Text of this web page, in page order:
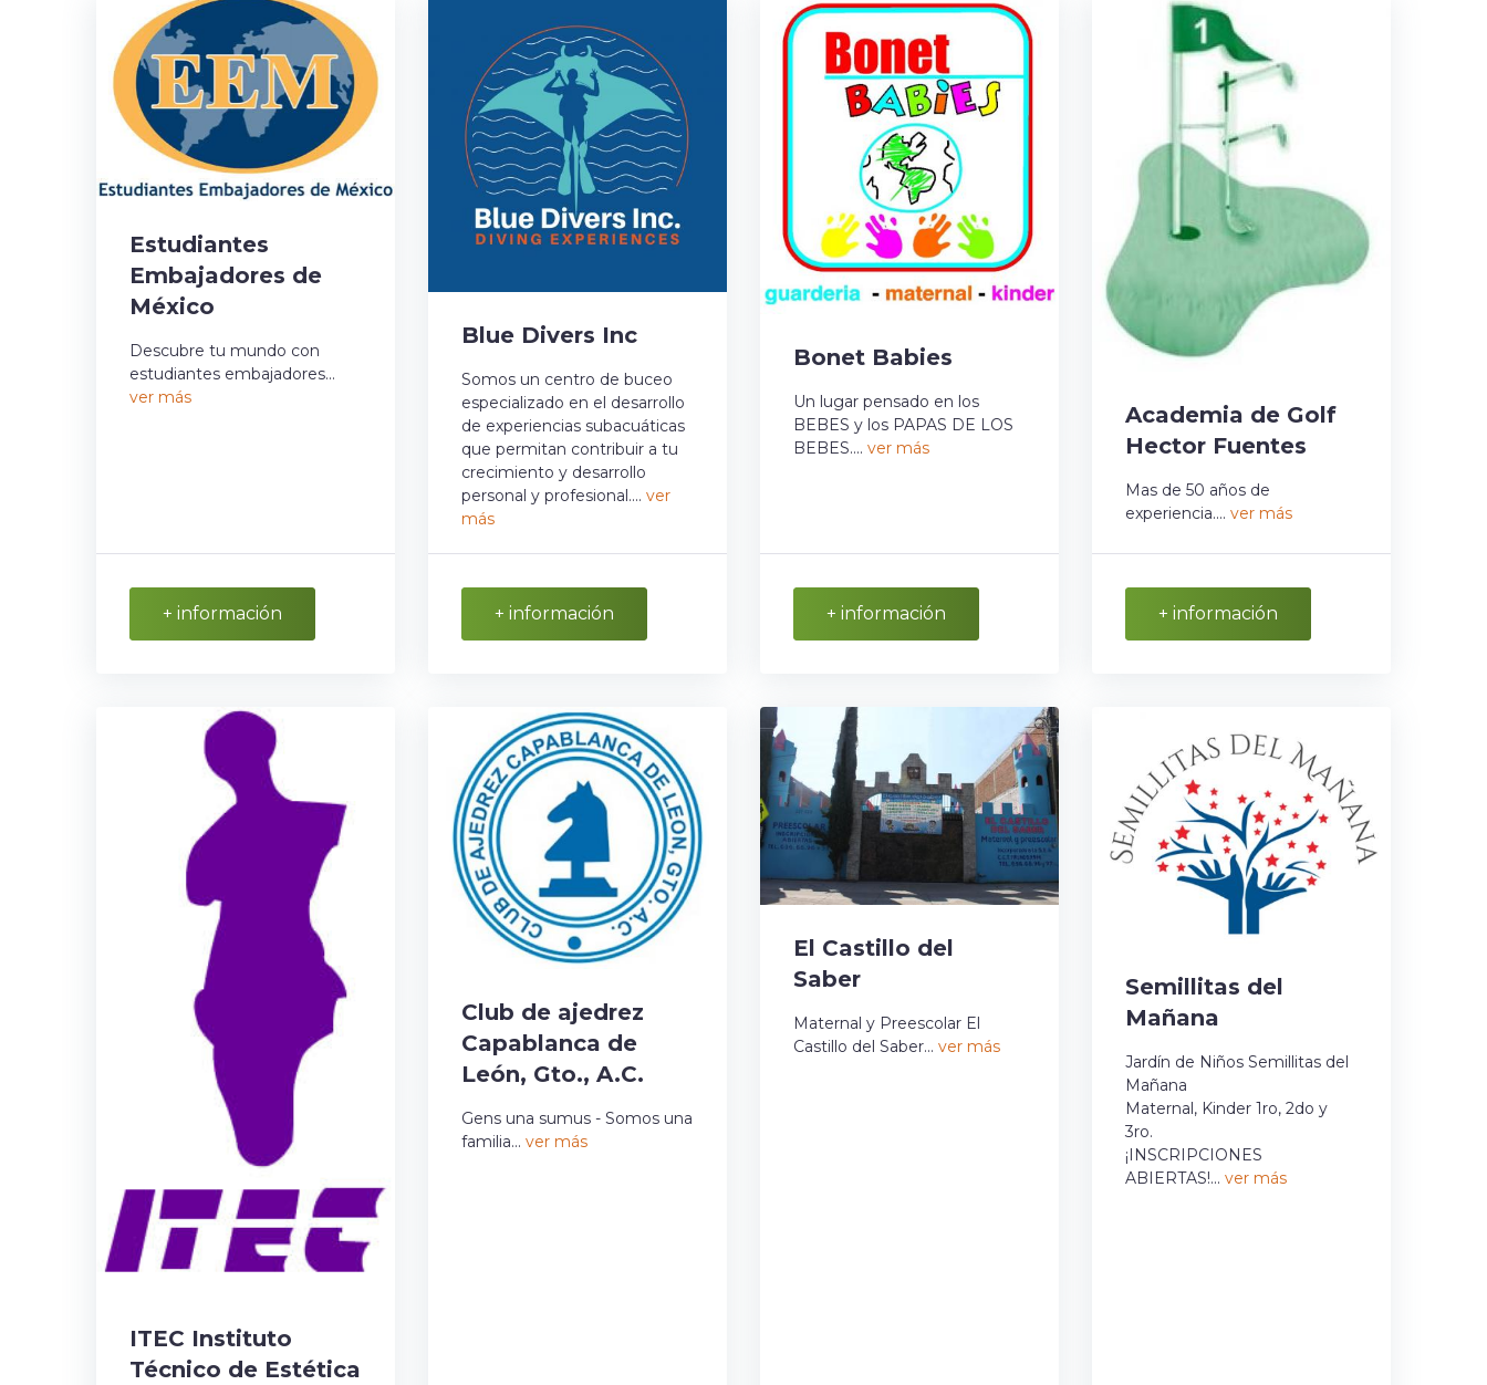
Estudiantes
Embajadores de
México
Descubre tu mundo con
estudiantes embajadores...
ver más
+ información
Blue Divers Inc
Somos un centro de buceo
especializado en el desarrollo
de experiencias subacuáticas
que permitan contribuir a tu
crecimiento y desarrollo
personal y profesional.... ver
más
+ información
Bonet Babies
Un lugar pensado en los
BEBES y los PAPAS DE LOS
BEBES.... ver más
+ información
Academia de Golf
Hector Fuentes
Mas de 50 años de
experiencia.... ver más
+ información
ITEC Instituto
Técnico de Estética
Club de ajedrez
Capablanca de
León, Gto., A.C.
Gens una sumus - Somos una
familia... ver más
El Castillo del
Saber
Maternal y Preescolar El
Castillo del Saber... ver más
Semillitas del
Mañana
Jardín de Niños Semillitas del
Mañana
Maternal, Kinder 1ro, 2do y
3ro.
¡INSCRIPCIONES
ABIERTAS!... ver más